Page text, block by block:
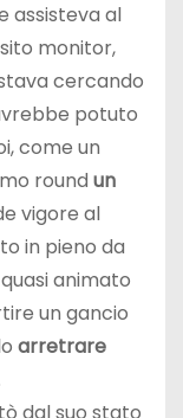
assisteva al
monitor,
cercando
potuto
come un
round un
vigore al
in pieno da
animato
un gancio
arretrare
dal suo stato